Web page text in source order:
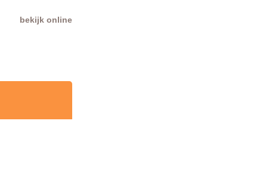
bekijk online